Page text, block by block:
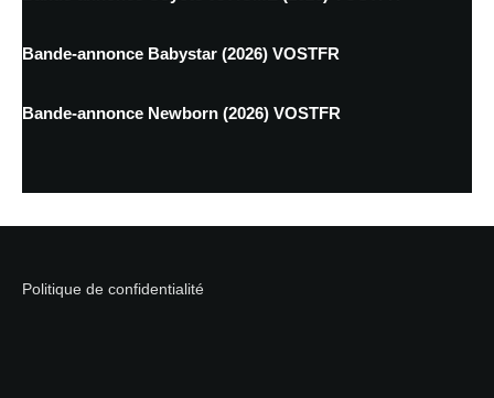
Bande-annonce Babystar (2026) VOSTFR
Bande-annonce Newborn (2026) VOSTFR
Politique de confidentialité